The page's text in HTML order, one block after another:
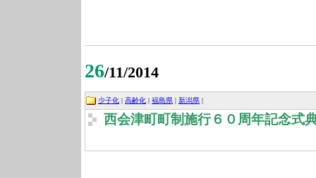
26/11/2014
少子化 | 高齢化 | 福島県 | 新潟県 |
西会津町町制施行６０周年記念式